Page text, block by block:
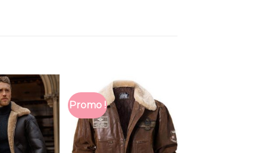
Promo !